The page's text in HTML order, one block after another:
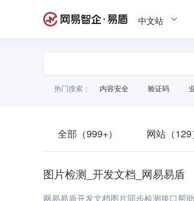
中文站
热门搜索： 内容安全 验证码
全部（999+） 网站（129
图片检测_开发文档_网易易盾
网易易盾开发文档图片同步检测接口帮